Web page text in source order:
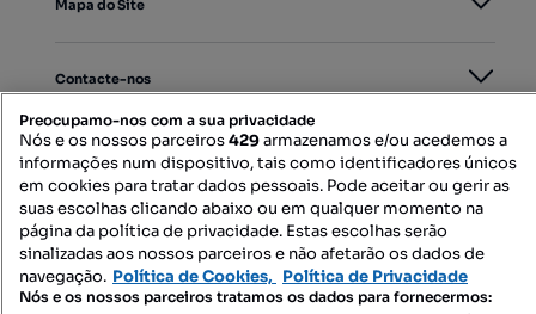
Mapa do Site
Contacte-nos
SIGA-NOS:
DESCARREGAR NA:
Preocupamo-nos com a sua privacidade
Nós e os nossos parceiros429armazenamos e/ou acedemos a
informações num dispositivo, tais como identificadores únicos
em cookies para tratar dados pessoais. Pode aceitar ou gerir as
suas escolhas clicando abaixo ou em qualquer momento na
página da política de privacidade. Estas escolhas serão
sinalizadas aos nossos parceiros e não afetarão os dados de
navegação. Política de Cookies, Política de Privacidade
Nós e os nossos parceiros tratamos os dados para fornecermos: